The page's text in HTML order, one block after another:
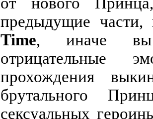
предыдущие
Time, иначе вы
отрицательные
прохождения
брутального
сексуальных